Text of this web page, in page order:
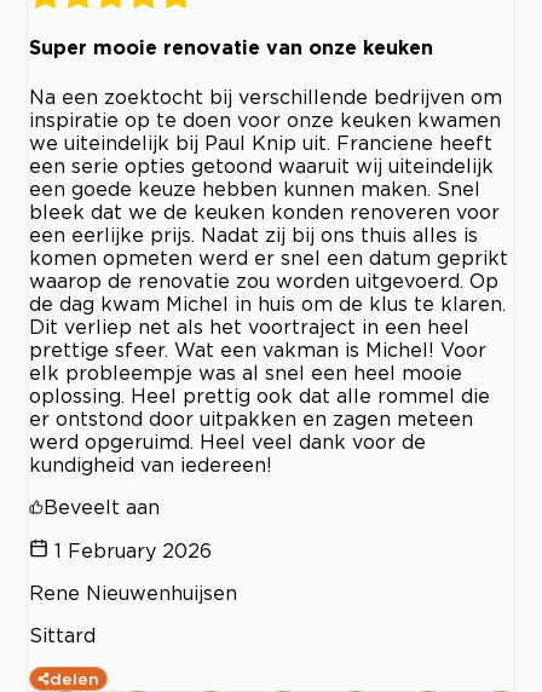
Super mooie renovatie van onze keuken
Na een zoektocht bij verschillende bedrijven om
inspiratie op te doen voor onze keuken kwamen
we uiteindelijk bij Paul Knip uit. Franciene heeft
een serie opties getoond waaruit wij uiteindelijk
een goede keuze hebben kunnen maken. Snel
bleek dat we de keuken konden renoveren voor
een eerlijke prijs. Nadat zij bij ons thuis alles is
komen opmeten werd er snel een datum geprikt
waarop de renovatie zou worden uitgevoerd. Op
de dag kwam Michel in huis om de klus te klaren.
Dit verliep net als het voortraject in een heel
prettige sfeer. Wat een vakman is Michel! Voor
elk probleempje was al snel een heel mooie
oplossing. Heel prettig ook dat alle rommel die
er ontstond door uitpakken en zagen meteen
werd opgeruimd. Heel veel dank voor de
kundigheid van iedereen!
Beveelt aan
1 February 2026
Rene Nieuwenhuijsen
Sittard
delen